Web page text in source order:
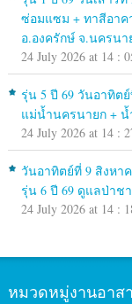
ซ่อมแซม + ทาสีอาค
อ.องครักษ์ จ.นครนา
24 July 2026 at 14 :
รุ่น 5 ปี 69 วันอาทิต
แม่น้ำนครนายก + น้
24 July 2026 at 14 :
วันอาทิตย์ที่ 9 สิงหา
รุ่น 6 ปี 69 ดูแลป่าช
24 July 2026 at 14 :
หมวดหมู่งานอาสา